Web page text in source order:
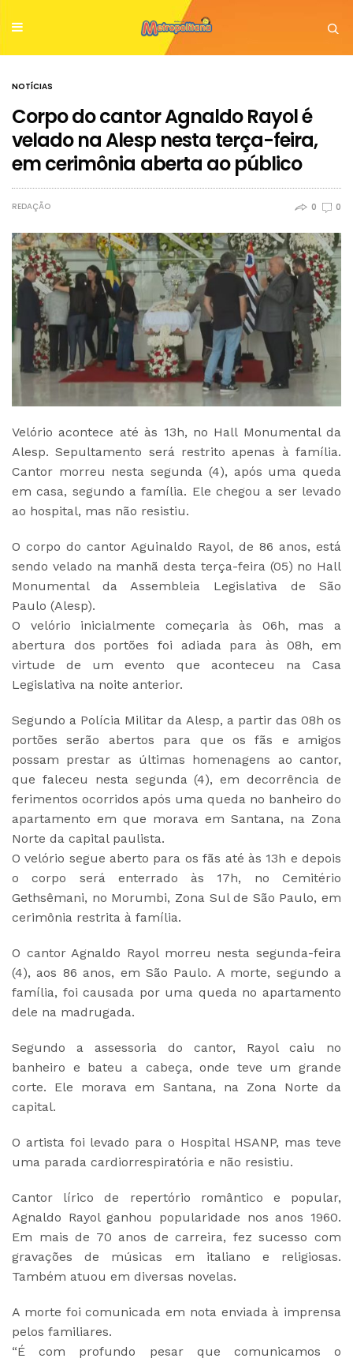
NOTÍCIAS
Corpo do cantor Agnaldo Rayol é
velado na Alesp nesta terça-feira,
em cerimônia aberta ao público
REDAÇÃO 0 0
Velório acontece até às 13h, no Hall Monumental da
Alesp. Sepultamento será restrito apenas à família.
Cantor morreu nesta segunda (4), após uma queda
em casa, segundo a família. Ele chegou a ser levado
ao hospital, mas não resistiu.
O corpo do cantor Aguinaldo Rayol, de 86 anos, está
sendo velado na manhã desta terça-feira (05) no Hall
Monumental da Assembleia Legislativa de São
Paulo (Alesp).
O velório inicialmente começaria às 06h, mas a
abertura dos portões foi adiada para às 08h, em
virtude de um evento que aconteceu na Casa
Legislativa na noite anterior.
Segundo a Polícia Militar da Alesp, a partir das 08h os
portões serão abertos para que os fãs e amigos
possam prestar as últimas homenagens ao cantor,
que faleceu nesta segunda (4), em decorrência de
ferimentos ocorridos após uma queda no banheiro do
apartamento em que morava em Santana, na Zona
Norte da capital paulista.
O velório segue aberto para os fãs até às 13h e depois
o corpo será enterrado às 17h, no Cemitério
Gethsêmani, no Morumbi, Zona Sul de São Paulo, em
cerimônia restrita à família.
O cantor Agnaldo Rayol morreu nesta segunda-feira
(4), aos 86 anos, em São Paulo. A morte, segundo a
família, foi causada por uma queda no apartamento
dele na madrugada.
Segundo a assessoria do cantor, Rayol caiu no
banheiro e bateu a cabeça, onde teve um grande
corte. Ele morava em Santana, na Zona Norte da
capital.
O artista foi levado para o Hospital HSANP, mas teve
uma parada cardiorrespiratória e não resistiu.
Cantor lírico de repertório romântico e popular,
Agnaldo Rayol ganhou popularidade nos anos 1960.
Em mais de 70 anos de carreira, fez sucesso com
gravações de músicas em italiano e religiosas.
Também atuou em diversas novelas.
A morte foi comunicada em nota enviada à imprensa
pelos familiares.
“É com profundo pesar que comunicamos o